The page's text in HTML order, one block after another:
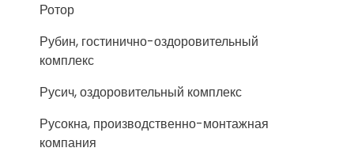
Ротор
Рубин, гостинично-оздоровительный
комплекс
Русич, оздоровительный комплекс
Русокна, производственно-монтажная
компания